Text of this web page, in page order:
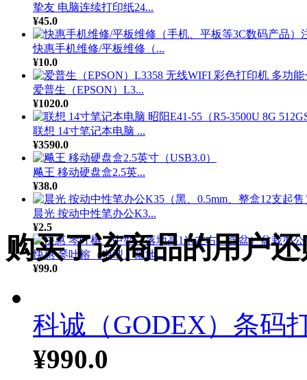
挚友 电脑连续打印纸24...
¥45.0
快惠手机维修/平板维修（...
¥10.0
爱普生（EPSON）L3...
¥1020.0
联想 14寸笔记本电脑 ...
¥3590.0
飚王 移动硬盘盒2.5英...
¥38.0
晨光 按动中性笔办公K3...
¥2.5
快惠 琴叶榕（中型、落地...
¥99.0
购买了该商品的用户
科诚（GODEX）条码
¥990.0